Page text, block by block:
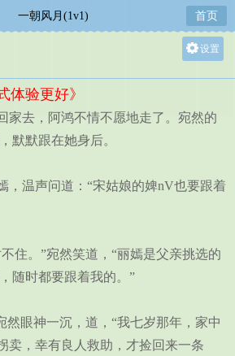
一朝风月(1v1) 首页
设置
中
体验更好》
去，阿鸿不情不愿地走了。宛然的
默默跟在她身后。
温声问道：“宋姑娘的婢nV也要跟着
。”宛然笑道，“丽嫣是父亲挑选的
随时都要跟着我的。”
眼神一沉，道，“我七岁那年，家中
卖，幸有良人救助，才捡回来一条